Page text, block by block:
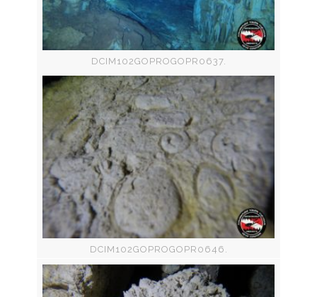
DCIM102GOPROGOPR0637.
DCIM102GOPROGOPR0646.